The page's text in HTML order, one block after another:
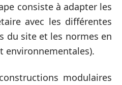
consiste à adapter les
avec les différentes
du site et les normes en
environnementales).
modulaires